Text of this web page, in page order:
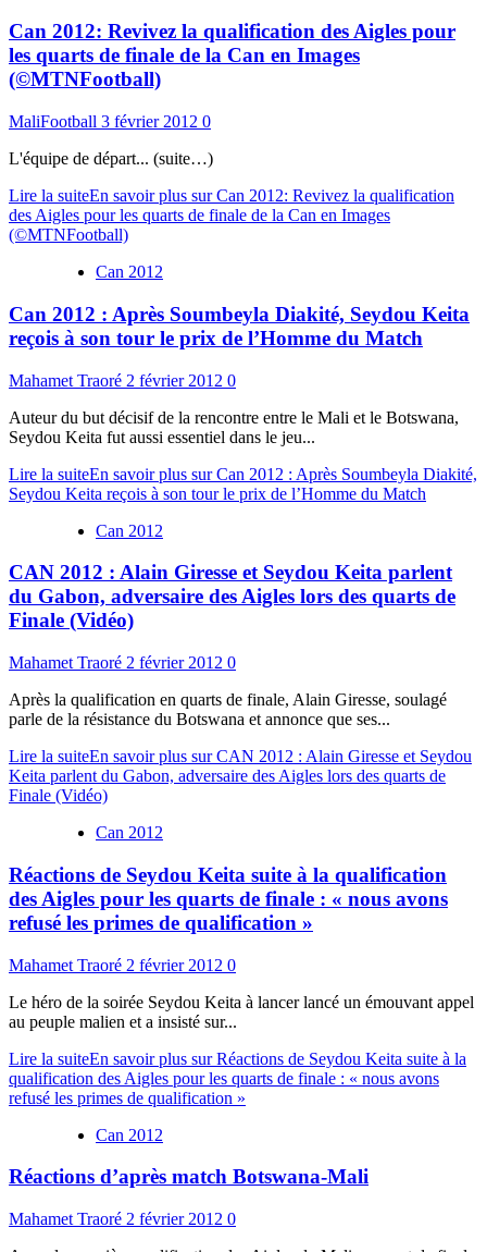
Can 2012: Revivez la qualification des Aigles pour
les quarts de finale de la Can en Images
(©MTNFootball)
MaliFootball 3 février 2012 0
L'équipe de départ... (suite…)
Lire la suiteEn savoir plus sur Can 2012: Revivez la qualification
des Aigles pour les quarts de finale de la Can en Images
(©MTNFootball)
Can 2012
Can 2012 : Après Soumbeyla Diakité, Seydou Keita
reçois à son tour le prix de l’Homme du Match
Mahamet Traoré 2 février 2012 0
Auteur du but décisif de la rencontre entre le Mali et le Botswana,
Seydou Keita fut aussi essentiel dans le jeu...
Lire la suiteEn savoir plus sur Can 2012 : Après Soumbeyla Diakité,
Seydou Keita reçois à son tour le prix de l’Homme du Match
Can 2012
CAN 2012 : Alain Giresse et Seydou Keita parlent
du Gabon, adversaire des Aigles lors des quarts de
Finale (Vidéo)
Mahamet Traoré 2 février 2012 0
Après la qualification en quarts de finale, Alain Giresse, soulagé
parle de la résistance du Botswana et annonce que ses...
Lire la suiteEn savoir plus sur CAN 2012 : Alain Giresse et Seydou
Keita parlent du Gabon, adversaire des Aigles lors des quarts de
Finale (Vidéo)
Can 2012
Réactions de Seydou Keita suite à la qualification
des Aigles pour les quarts de finale : « nous avons
refusé les primes de qualification »
Mahamet Traoré 2 février 2012 0
Le héro de la soirée Seydou Keita à lancer lancé un émouvant appel
au peuple malien et a insisté sur...
Lire la suiteEn savoir plus sur Réactions de Seydou Keita suite à la
qualification des Aigles pour les quarts de finale : « nous avons
refusé les primes de qualification »
Can 2012
Réactions d’après match Botswana-Mali
Mahamet Traoré 2 février 2012 0